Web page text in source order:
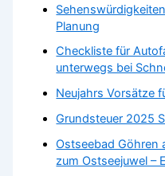
Planung
Checkliste für
unterwegs bei
Neujahrs Vorsätze
Grundsteuer 2025
Ostseebad Göhren
zum Ostseejuwel –